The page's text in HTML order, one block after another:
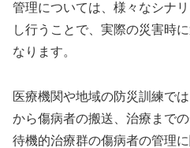
管理については、様々なシナ
し行うことで、実際の災害時
なります。
医療機関や地域の防災訓練では
から傷病者の搬送、治療まで
待機的治療群の傷病者の管理